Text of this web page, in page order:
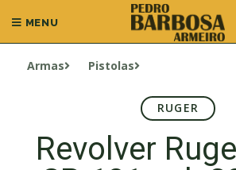
MENU
Armas Pistolas
RUGER
Revolver